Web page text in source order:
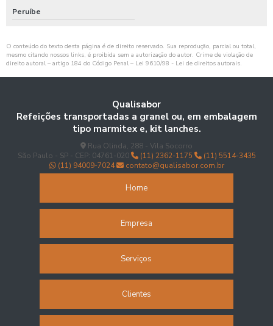
Refeições para indústrias
Refeições terceirizadas
Restaurante de coletividade
Restaurante empresarial
Restaurante industrial
Restaurante no trabalho
Restaurantes corporativos
Restaurantes industriais terceirizados
Peruíbe
O conteúdo do texto desta página é de direito reservado. Sua reprodução, parcial ou total,
mesmo citando nossos links, é proibida sem a autorização do autor. Crime de violação de
direito autoral – artigo 184 do Código Penal – Lei 9610/98 - Lei de direitos autorais.
Qualisabor
Refeições transportadas a granel ou, em embalagem
tipo marmitex e, kit lanches.
Rua Olinda, 288 - Vila Socorro
São Paulo - SP - CEP: 04761-020
(11) 2362-1175
(11) 5514-3435
(11) 94009-7024
contato@qualisabor.com.br
Home
Empresa
Serviços
Clientes